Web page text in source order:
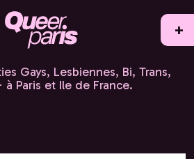
+
Gays, Lesbiennes, Bi, Trans,
à Paris et Ile de France.